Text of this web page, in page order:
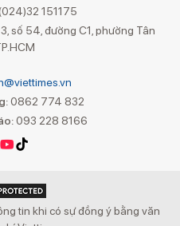
151175
số 54, đường C1, phường Tân
0862 774 832
093 228 8166
tin khi có sự đồng ý bằng văn